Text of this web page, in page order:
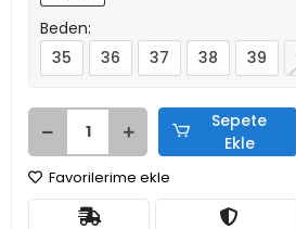
Beden:
35
36 37 38 39
Sepete
Ekle
Favorilerime ekle